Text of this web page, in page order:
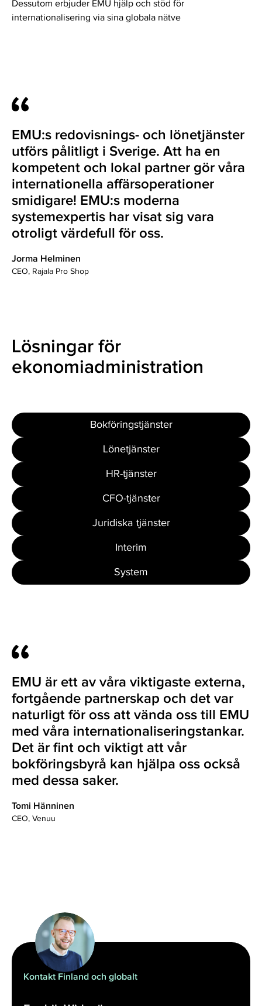
Dessutom erbjuder EMU hjälp och stöd för
internationalisering via sina globala nätve
EMU:s redovisnings- och lönetjänster
utförs pålitligt i Sverige. Att ha en
kompetent och lokal partner gör våra
internationella affärsoperationer
smidigare! EMU:s moderna
systemexpertis har visat sig vara
otroligt värdefull för oss.
Jorma Helminen
CEO, Rajala Pro Shop
Lösningar för
ekonomiadministration
Bokföringstjänster
Lönetjänster
HR-tjänster
CFO-tjänster
Juridiska tjänster
Interim
System
EMU är ett av våra viktigaste externa,
fortgående partnerskap och det var
naturligt för oss att vända oss till EMU
med våra internationaliseringstankar.
Det är fint och viktigt att vår
bokföringsbyrå kan hjälpa oss också
med dessa saker.
Tomi Hänninen
CEO, Venuu
Kontakt Finland och globalt